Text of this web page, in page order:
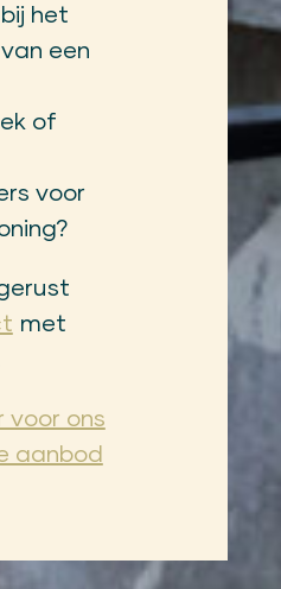
het
een
of
voor
met
voor ons
aanbod